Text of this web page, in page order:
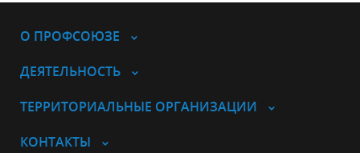
О ПРОФСОЮЗЕ
ДЕЯТЕЛЬНОСТЬ
ТЕРРИТОРИАЛЬНЫЕ ОРГАНИЗАЦИИ
КОНТАКТЫ